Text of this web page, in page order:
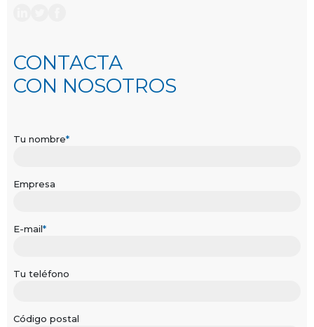
CONTACTA
CON NOSOTROS
Tu nombre*
Empresa
E-mail*
Tu teléfono
Código postal